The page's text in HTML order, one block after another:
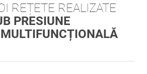
REȚETE REALIZATE
PRESIUNE